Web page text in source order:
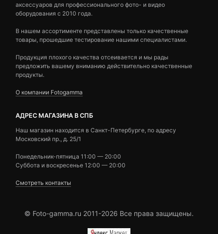
аксессуаров для профессионального фото- и видео
оборудования с 2010 года.
В нашем ассортименте представлены только качественные
товары, прошедшие тестирование нашими специалистами.
Продукция плохого качества отсеивается и мы рады
предложить вашему вниманию действительно качественные
продукты.
О компании Fotogamma
АДРЕС МАГАЗИНА В СПБ
Наш магазин находится в Санкт-Петербурге, по адресу
Московский пр., д. 25/1
Понедельник-пятница 11:00 — 20:00
Суббота и воскресенье 12:00 — 20:00
Смотреть контакты
© Foto-gamma.ru 2011-2026 Все права защищены.